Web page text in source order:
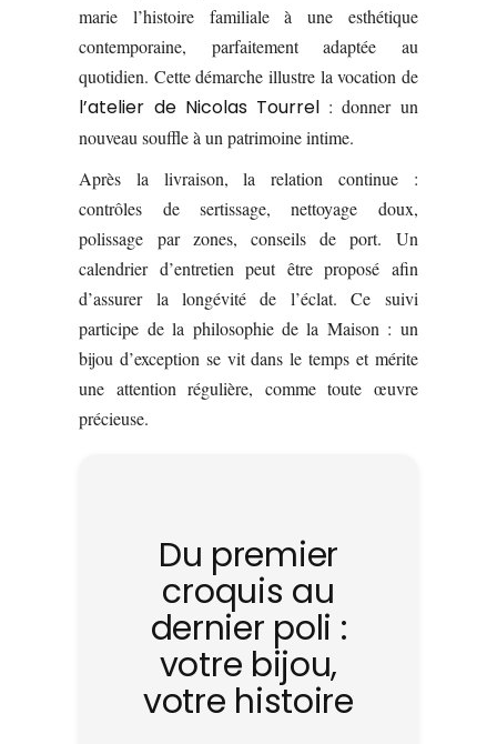
marie l’histoire familiale à une esthétique
contemporaine, parfaitement adaptée au
quotidien. Cette démarche illustre la vocation de
l’atelier de Nicolas Tourrel : donner un
nouveau souffle à un patrimoine intime.
Après la livraison, la relation continue :
contrôles de sertissage, nettoyage doux,
polissage par zones, conseils de port. Un
calendrier d’entretien peut être proposé afin
d’assurer la longévité de l’éclat. Ce suivi
participe de la philosophie de la Maison : un
bijou d’exception se vit dans le temps et mérite
une attention régulière, comme toute œuvre
précieuse.
Du premier
croquis au
dernier poli :
votre bijou,
votre histoire